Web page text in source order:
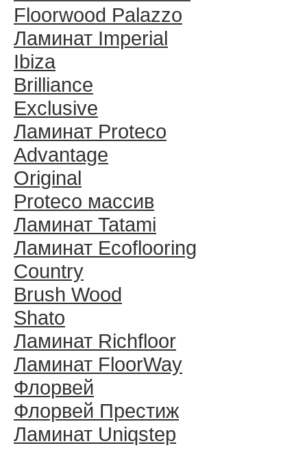
Floorwood Palazzo
Ламинат Imperial
Ibiza
Brilliance
Exclusive
Ламинат Proteco
Advantage
Original
Proteco массив
Ламинат Tatami
Ламинат Ecoflooring
Country
Brush Wood
Shato
Ламинат Richfloor
Ламинат FloorWay
Флорвей
Флорвей Престиж
Ламинат Uniqstep